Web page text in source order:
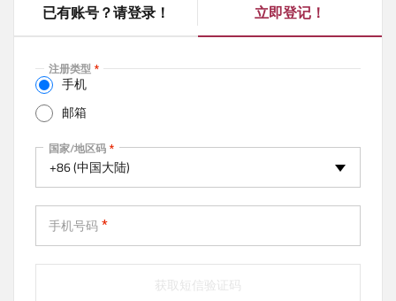
已有账号？请登录！ 立即登记！
(
a
注册类型
手机
邮箱
手机
国家/地区码
+86 (中国大陆)
手机号码
获取短信验证码